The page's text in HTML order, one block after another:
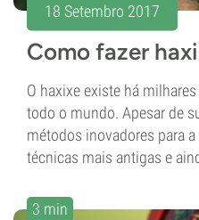
18 Setembro 2017
Como fazer
O haxixe existe há
todo o mundo. Apesar de
métodos inovadores para
técnicas mais antigas e
3 min